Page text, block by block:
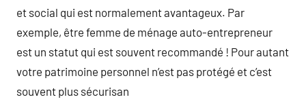
et social qui est normalement avantageux. Par
exemple, être femme de ménage auto-entrepreneur
est un statut qui est souvent recommandé ! Pour autant
votre patrimoine personnel n’est pas protégé et c’est
souvent plus sécurisan